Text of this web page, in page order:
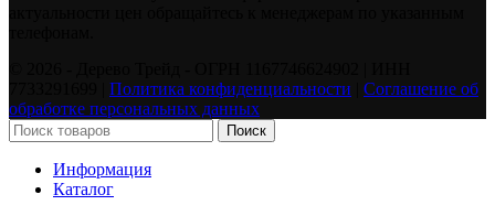
Политика конфиденциальности
Соглашение об
обработке персональных данных
Поиск
Информация
Каталог